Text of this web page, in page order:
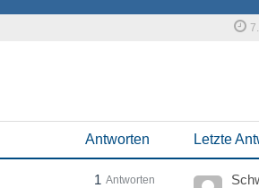
Antworten Letzte
Antworten
1